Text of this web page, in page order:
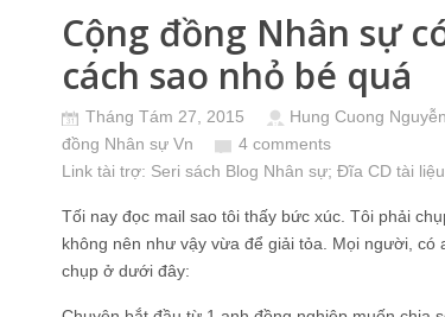
Cộng đồng Nhân sự
cách sao nhỏ bé quá
Tháng Tám 27, 2015 Hung Cuong Nguyễn
đồng Nhân sự Vn
4 comments
Link tài trợ: Seri sách Blog Nhân sự; Đĩa CD tài
Tối nay đọc mail sao tôi thấy bức xúc. Tôi phải
không nên như vậy vừa để giải tỏa. Mọi người,
chụp ở dưới đây: